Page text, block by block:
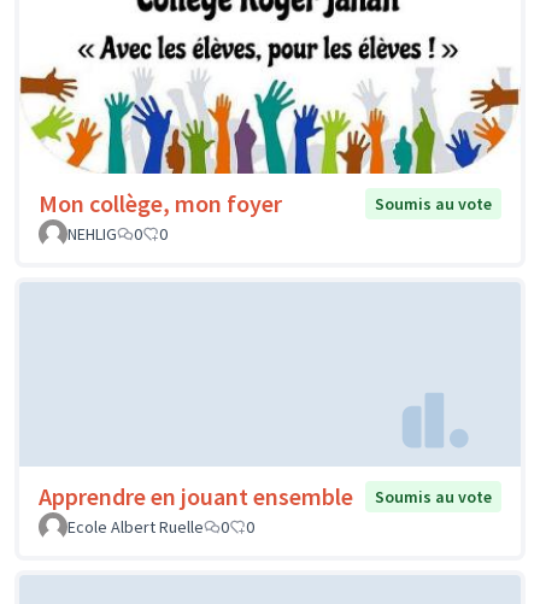
Mon collège, mon foyer
Soumis au vote
NEHLIG
0 0
Apprendre en jouant ensemble
Soumis au vote
Ecole Albert Ruelle
0 0